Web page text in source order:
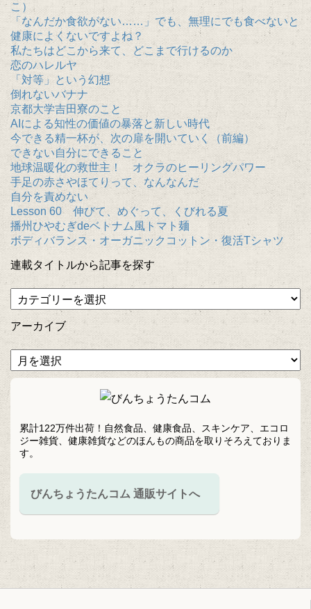
こ）
「なんだか食欲がない……」でも、無理にでも食べないと
健康によくないですよね？
私たちはどこから来て、どこまで行けるのか
恋のハレルヤ
「対等」という幻想
倒れないバナナ
京都大学吉田寮のこと
AIによる知性の価値の暴落と新しい時代
今できる精一杯が、次の扉を開いていく（前編）
できない自分にできること
地球温暖化の救世主！ オクラのヒーリングパワー
手足の赤さやほてりって、なんなんだ
自分を責めない
Lesson 60 伸びて、めぐって、くびれる夏
播州ひやむぎdeベトナム風トマト麺
ボディバランス・オーガニックコットン・復活Tシャツ
連載タイトルから記事を探す
アーカイブ
累計122万件出荷！自然食品、健康食品、スキンケア、エコロ
ジー雑貨、健康雑貨などのほんもの商品を取りそろえておりま
す。
びんちょうたんコム 通販サイトへ